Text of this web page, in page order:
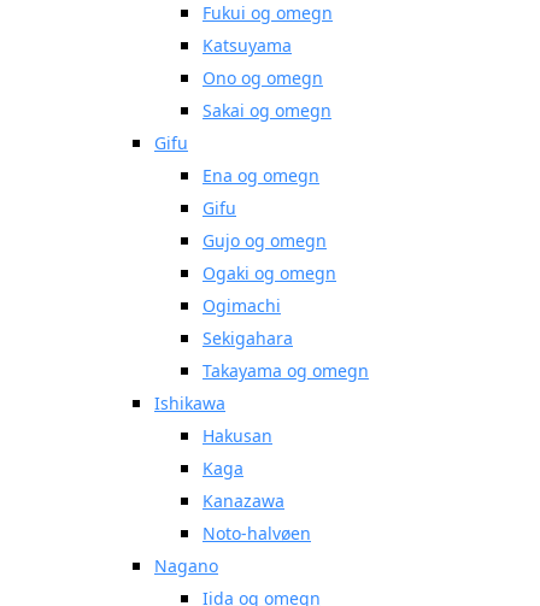
Fukui og omegn
Katsuyama
Ono og omegn
Sakai og omegn
Gifu
Ena og omegn
Gifu
Gujo og omegn
Ogaki og omegn
Ogimachi
Sekigahara
Takayama og omegn
Ishikawa
Hakusan
Kaga
Kanazawa
Noto-halvøen
Nagano
Iida og omegn